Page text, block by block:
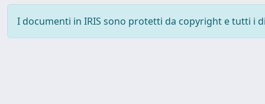
I documenti in IRIS sono protetti da copyright e tutti i